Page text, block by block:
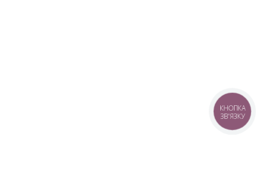
КНОПКА
ЗВ'ЯЗКУ